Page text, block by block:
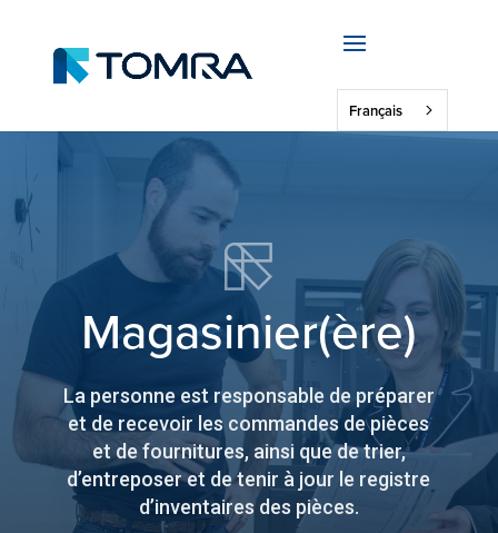
Français
Magasinier(ère)
La personne est responsable de préparer
et de recevoir les commandes de pièces
et de fournitures, ainsi que de trier,
d’entreposer et de tenir à jour le registre
d’inventaires des pièces.